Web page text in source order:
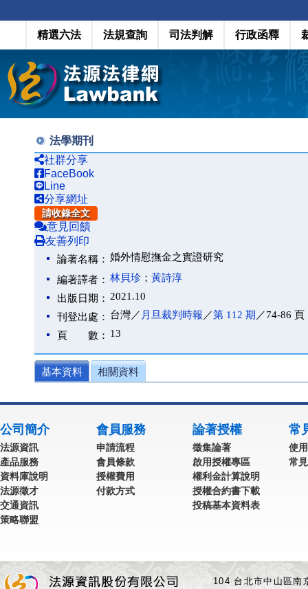
精選六法 法規查詢 司法判解 行政函釋
法學期刊
社群分享
FaceBook
Line
分享網址
請收錄全文
意見回饋
友善列印
論著名稱： 婚外情慰撫金之實證研究
編著譯者： 林貝珍 ； 黃詩淳
出版日期： 2021.10
刊登出處： 台灣／ 月旦裁判時報 ／第 112 期 ／74-86 頁
頁 數： 13
基本資料 相關資料
公司簡介
法源資訊
產品服務
資料庫說明
法源徵才
交通資訊
策略聯盟
會員服務
申請流程
會員條款
授權費用
付款方式
論著授權
徵集論著
啟用授權專區
權利金計算說明
授權合約書下載
投稿基本資料表
常
使
常
104 台北市中山區